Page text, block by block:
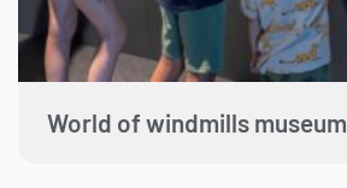
World of windmills museum